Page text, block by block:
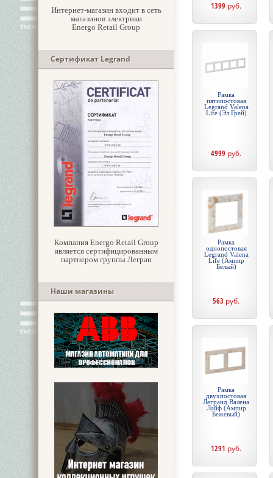
Интернет-магазин входит в сеть
магазинов электрики
Energo Retail Group
Сертификат Legrand
Компания Energo Retail Group
является сертифицированным
партнером группы Легран
Наши магазины
1399 руб.
Рамка
пятипостовая
Legrand Valena
Life (Эл Грей)
4999 руб.
Рамка
однопостовая
Legrand Valena
Life (Ампир
Белый)
563 руб.
Рамка
двухпостовая
Легранд Валена
Лайф (Ампир
Бежевый)
1291 руб.